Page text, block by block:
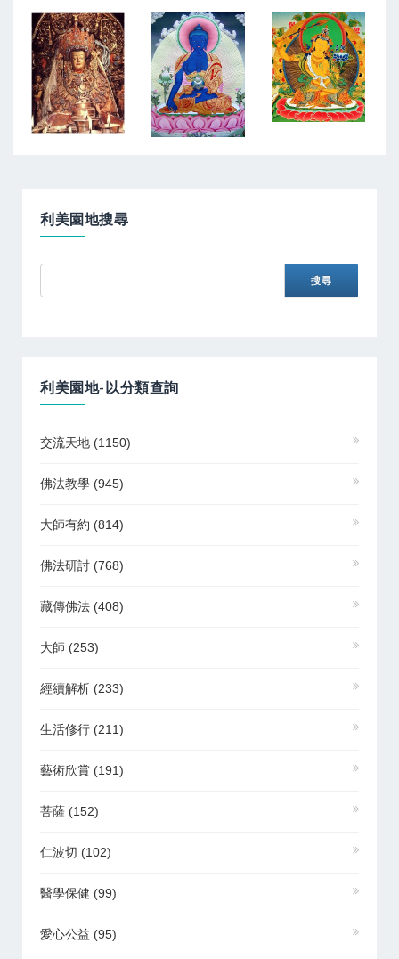
利美園地搜尋
利美園地-以分類查詢
交流天地 (1150)
佛法教學 (945)
大師有約 (814)
佛法研討 (768)
藏傳佛法 (408)
大師 (253)
經續解析 (233)
生活修行 (211)
藝術欣賞 (191)
菩薩 (152)
仁波切 (102)
醫學保健 (99)
愛心公益 (95)